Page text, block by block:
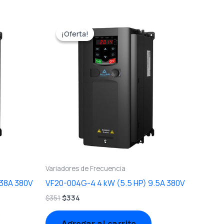
380V
¡Oferta!
¡Oferta!
Variadores de Frecuencia
VF20-004G-4 4 kW (5.5 HP) 9.5A 380V
$351
original
era:
$334
precio
actual
$334.